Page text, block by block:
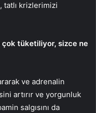
tatlı krizlerimizi
çok tüketiliyor, sizce ne
ve adrenalin
artırır ve yorgunluk
salgısını da